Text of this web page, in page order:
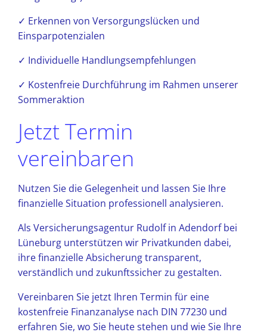
✓ Erkennen von Versorgungslücken und
Einsparpotenzialen
✓ Individuelle Handlungsempfehlungen
✓ Kostenfreie Durchführung im Rahmen unserer
Sommeraktion
Jetzt Termin
vereinbaren
Nutzen Sie die Gelegenheit und lassen Sie Ihre
finanzielle Situation professionell analysieren.
Als Versicherungsagentur Rudolf in Adendorf bei
Lüneburg unterstützen wir Privatkunden dabei,
ihre finanzielle Absicherung transparent,
verständlich und zukunftssicher zu gestalten.
Vereinbaren Sie jetzt Ihren Termin für eine
kostenfreie Finanzanalyse nach DIN 77230 und
erfahren Sie, wo Sie heute stehen und wie Sie Ihre